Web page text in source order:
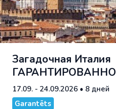
Загадочная Италия
ГАРАНТИРОВАННО
17.09. - 24.09.2026 • 8 дней
Garantēts